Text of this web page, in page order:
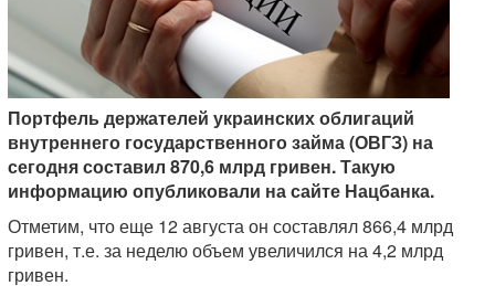
Портфель держателей украинских облигаций
внутреннего государственного займа (ОВГЗ) на
сегодня составил 870,6 млрд гривен. Такую
информацию опубликовали на сайте Нацбанка.
Отметим, что еще 12 августа он составлял 866,4 млрд
гривен, т.е. за неделю объем увеличился на 4,2 млрд
гривен.